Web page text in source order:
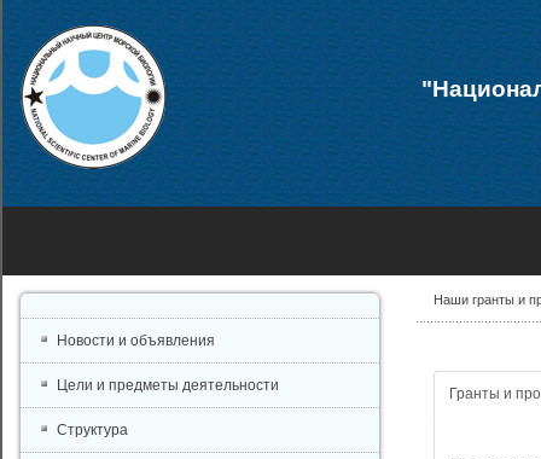
Наши гранты и
Гранты и
Новости и объявления
Цели и предметы деятельности
Структура